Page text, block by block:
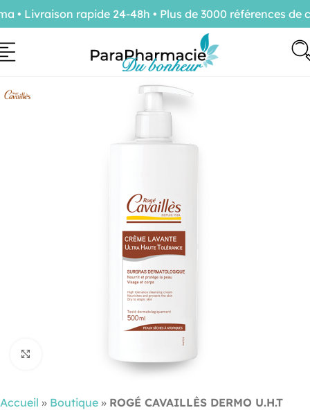
Accueil » Boutique » ROGÉ CAVAILLÈS DERMO U.H.T
Livraison rapide 24-48h • Plus de 3000 références de